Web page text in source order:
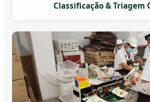
Classificação & Triagem